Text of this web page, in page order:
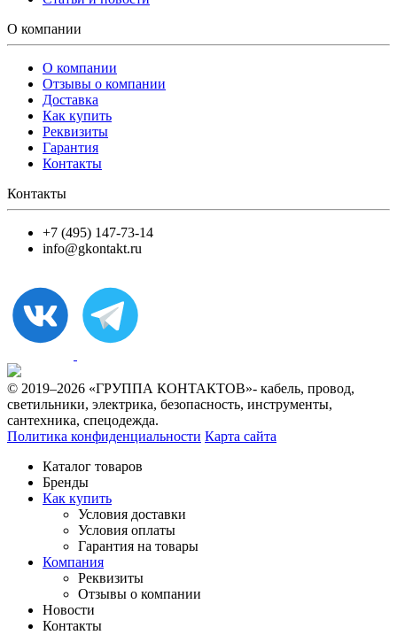
О компании
О компании
Отзывы о компании
Доставка
Как купить
Реквизиты
Гарантия
Контакты
Контакты
+7 (495) 147-73-14
info@gkontakt.ru
© 2019–2026 «ГРУППА КОНТАКТОВ»- кабель, провод,
светильники, электрика, безопасность, инструменты,
сантехника, спецодежда.
Политика конфиденциальности Карта сайта
Каталог товаров
Бренды
Как купить
Условия доставки
Условия оплаты
Гарантия на товары
Компания
Реквизиты
Отзывы о компании
Новости
Контакты